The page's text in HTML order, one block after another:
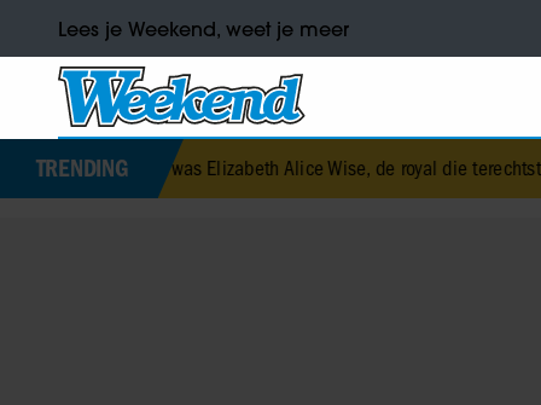
Lees je Weekend, weet je meer
TRENDING
was Elizabeth Alice Wise, de royal die terechtstond voor de dood